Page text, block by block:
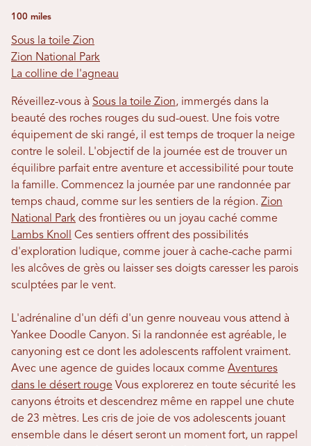
100 miles
Sous la toile Zion
Zion National Park
La colline de l'agneau
Réveillez-vous à Sous la toile Zion, immergés dans la
beauté des roches rouges du sud-ouest. Une fois votre
équipement de ski rangé, il est temps de troquer la neige
contre le soleil. L'objectif de la journée est de trouver un
équilibre parfait entre aventure et accessibilité pour toute
la famille. Commencez la journée par une randonnée par
temps chaud, comme sur les sentiers de la région. Zion
National Park des frontières ou un joyau caché comme
Lambs Knoll
Ces sentiers offrent des possibilités
d'exploration ludique, comme jouer à cache-cache parmi
les alcôves de grès ou laisser ses doigts caresser les parois
sculptées par le vent.
L'adrénaline d'un défi d'un genre nouveau vous attend à
Yankee Doodle Canyon. Si la randonnée est agréable, le
canyoning est ce dont les adolescents raffolent vraiment.
Avec une agence de guides locaux comme Aventures
dans le désert rouge Vous explorerez en toute sécurité les
canyons étroits et descendrez même en rappel une chute
de 23 mètres. Les cris de joie de vos adolescents jouant
ensemble dans le désert seront un moment fort, un rappel